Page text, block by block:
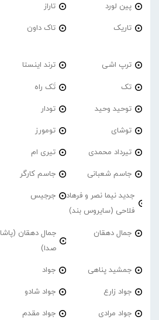
پین لورد تاراز
تاریک تاک داون
ترپ اشی ترند اینستا
تک تَک راه
توحید وحید تودار
توشای تومورز
تیرداد محمدی تیری ام
جاسم شعبانی جاسم کارگر
جدید نیما نصر و فرهاد
فلاحی (سایروس بند)
جرجیس
جمال دهقان
جمال دهقان (پاشا
صدا)
جمشید پناهی جواد
جواد زارع جواد شادو
جواد مرادی جواد مقدم